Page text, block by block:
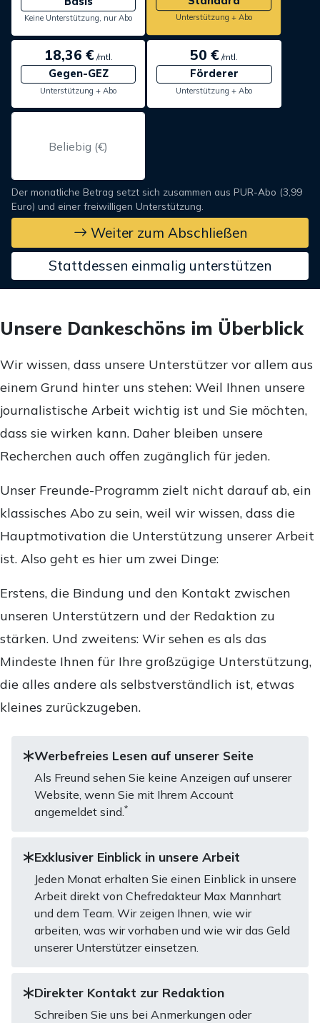
Keine Unterstützung, nur Abo Unterstützung + Abo
18,36 €/mtl.
Gegen-GEZ
Unterstützung + Abo
50 € /mtl.
Förderer
Unterstützung + Abo
Der monatliche Betrag setzt sich zusammen aus PUR-Abo (3,99
Euro) und einer freiwilligen Unterstützung.
Weiter zum Abschließen
Stattdessen einmalig unterstützen
Unsere Dankeschöns im Überblick
Wir wissen, dass unsere Unterstützer vor allem aus
einem Grund hinter uns stehen: Weil Ihnen unsere
journalistische Arbeit wichtig ist und Sie möchten,
dass sie wirken kann. Daher bleiben unsere
Recherchen auch offen zugänglich für jeden.
Unser Freunde-Programm zielt nicht darauf ab, ein
klassisches Abo zu sein, weil wir wissen, dass die
Hauptmotivation die Unterstützung unserer Arbeit
ist. Also geht es hier um zwei Dinge:
Erstens, die Bindung und den Kontakt zwischen
unseren Unterstützern und der Redaktion zu
stärken. Und zweitens: Wir sehen es als das
Mindeste Ihnen für Ihre großzügige Unterstützung,
die alles andere als selbstverständlich ist, etwas
kleines zurückzugeben.
Werbefreies Lesen auf unserer Seite
Als Freund sehen Sie keine Anzeigen auf unserer
Website, wenn Sie mit Ihrem Account
angemeldet sind.*
Exklusiver Einblick in unsere Arbeit
Jeden Monat erhalten Sie einen Einblick in unsere
Arbeit direkt von Chefredakteur Max Mannhart
und dem Team. Wir zeigen Ihnen, wie wir
arbeiten, was wir vorhaben und wie wir das Geld
unserer Unterstützer einsetzen.
Direkter Kontakt zur Redaktion
Schreiben Sie uns bei Anmerkungen oder